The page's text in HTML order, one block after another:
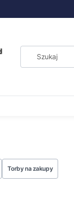
Torby na zakupy